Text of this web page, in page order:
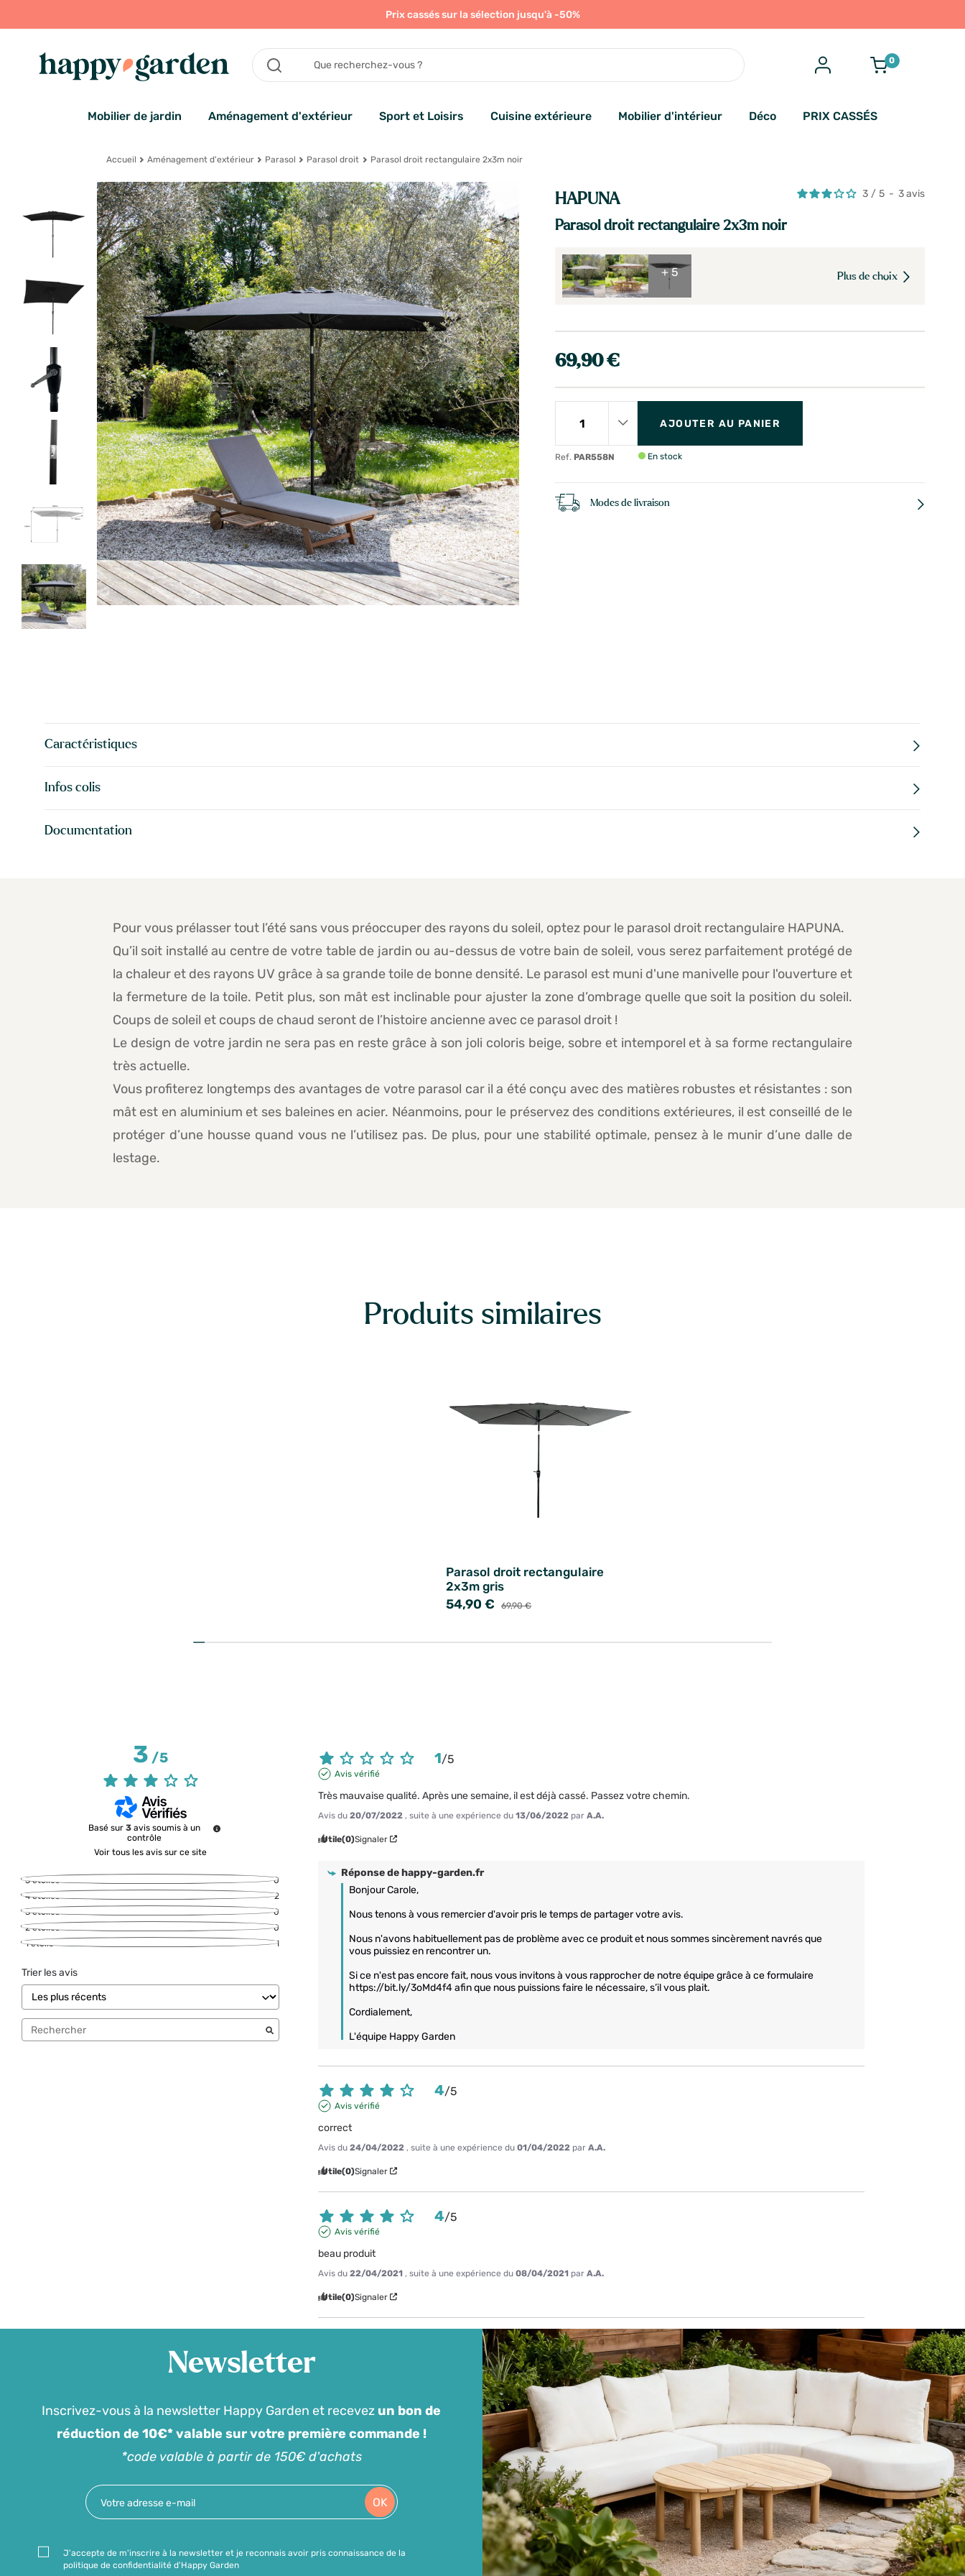
Prix cassés sur la sélection jusqu'à -50%
0
Mobilier de jardin Aménagement d'extérieur Sport et Loisirs Cuisine extérieure Mobilier d'intérieur Déco PRIX CASSÉS
Accueil Aménagement d'extérieur Parasol Parasol droit Parasol droit rectangulaire 2x3m noir
HAPUNA
Parasol droit rectangulaire 2x3m noir
3 / 5 - 3avis
+ 5 Plus de choix
69,90 €
Ref. PAR558N
AJOUTER AU PANIER
En stock
Modes de livraison
Caractéristiques
Infos colis
Documentation
Pour vous prélasser tout l’été sans vous préoccuper des rayons du soleil, optez pour le parasol droit rectangulaire HAPUNA.
Qu’il soit installé au centre de votre table de jardin ou au-dessus de votre bain de soleil, vous serez parfaitement protégé de
la chaleur et des rayons UV grâce à sa grande toile de bonne densité. Le parasol est muni d'une manivelle pour l'ouverture et
la fermeture de la toile. Petit plus, son mât est inclinable pour ajuster la zone d’ombrage quelle que soit la position du soleil.
Coups de soleil et coups de chaud seront de l’histoire ancienne avec ce parasol droit !
Le design de votre jardin ne sera pas en reste grâce à son joli coloris beige, sobre et intemporel et à sa forme rectangulaire
très actuelle.
Vous profiterez longtemps des avantages de votre parasol car il a été conçu avec des matières robustes et résistantes : son
mât est en aluminium et ses baleines en acier. Néanmoins, pour le préservez des conditions extérieures, il est conseillé de le
protéger d’une housse quand vous ne l’utilisez pas. De plus, pour une stabilité optimale, pensez à le munir d’une dalle de
lestage.
Produits similaires
Parasol droit rectangulaire
2x3m gris
54,90 € 69,90 €
3/5
Basé sur 3 avis soumis à un
contrôle
Voir tous les avis sur ce site
5étoiles
0
4étoiles
2
3étoiles
0
2étoiles
0
1étoile 1
Trier les avis
1/5
Avis vérifié
Très mauvaise qualité. Après une semaine, il est déjà cassé. Passez votre chemin.
Avis du20/07/2022 , suite à une expérience du13/06/2022 parA.A.
Utile(0)Signaler
Réponse dehappy-garden.fr
Bonjour Carole,
Nous tenons à vous remercier d'avoir pris le temps de partager votre avis.
Nous n'avons habituellement pas de problème avec ce produit et nous sommes sincèrement navrés que
vous puissiez en rencontrer un.
Si ce n'est pas encore fait, nous vous invitons à vous rapprocher de notre équipe grâce à ce formulaire
https://bit.ly/3oMd4f4 afin que nous puissions faire le nécessaire, s’il vous plait.
Cordialement,
L'équipe Happy Garden
4/5
Avis vérifié
correct
Avis du24/04/2022 , suite à une expérience du01/04/2022 parA.A.
Utile(0)Signaler
4/5
Avis vérifié
beau produit
Avis du22/04/2021 , suite à une expérience du08/04/2021 parA.A.
Utile(0)Signaler
Newsletter
Inscrivez-vous à la newsletter Happy Garden et recevez un bon de
réduction de 10€* valable sur votre première commande !
*code valable à partir de 150€ d'achats
OK
J'accepte de m'inscrire à la newsletter et je reconnais avoir pris connaissance de la
politique de confidentialité d'Happy Garden